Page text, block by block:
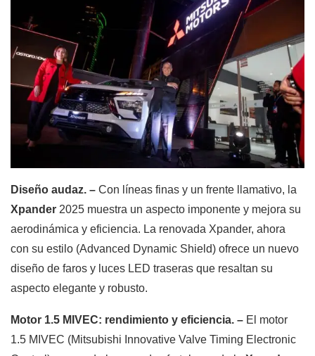
Diseño audaz. – Con líneas finas y un frente llamativo, la
Xpander 2025 muestra un aspecto imponente y mejora su
aerodinámica y eficiencia. La renovada Xpander, ahora
con su estilo (Advanced Dynamic Shield) ofrece un nuevo
diseño de faros y luces LED traseras que resaltan su
aspecto elegante y robusto.
Motor 1.5 MIVEC: rendimiento y eficiencia. – El motor
1.5 MIVEC (Mitsubishi Innovative Valve Timing Electronic